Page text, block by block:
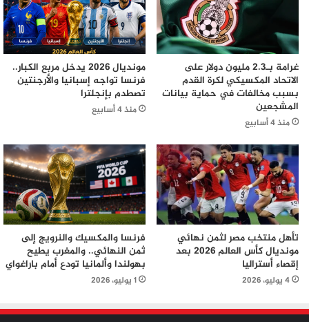
غرامة بـ2.3 مليون دولار على
الاتحاد المكسيكي لكرة القدم
بسبب مخالفات في حماية بيانات
المشجعين
منذ 4 أسابيع
مونديال 2026 يدخل مربع الكبار..
فرنسا تواجه إسبانيا والأرجنتين
تصطدم بإنجلترا
منذ 4 أسابيع
تأهل منتخب مصر لثمن نهائي
مونديال كأس العالم 2026 بعد
إقصاء أستراليا
4 يوليو، 2026
فرنسا والمكسيك والنرويج إلى
ثمن النهائي.. والمغرب يطيح
بهولندا وألمانيا تودع أمام باراغواي
1 يوليو، 2026